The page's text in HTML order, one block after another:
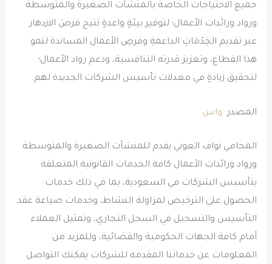
جميع الاحتياجات الخاصة بالمنشآت الصغيرة والمتوسطة
ورواد ورائدات الأعمال؛ لتوفير بيئةٍ واعدةٍ تتيح فرصَ الازدهار
عبر تقديم الخِدْمَاتِ الداعمةِ وفرصِ الأعمال المساندة لنمو
هذا القطاع، وتعزيز قدرته التنافسية، ودعم رواد الأعمال؛
لتحقيق زيادةٍ في معدلات تأسيس الشركات الجديدة لهم.
المصدر: واس
المحامي نواف العوني يقدم للمنشآت الصغيرة والمتوسطة
ورواد ورائدات الأعمال كافة الخدمات القانونية المتعلقة
بتأسيس الشركات في السعودية، بما في ذلك خدمات
الحصول على الترخيص لمزاولة النشاط، وخدمات صياغة عقد
التأسيس والتسجيل في السجل التجاري، وتمثيل العملاء
أمام كافة الجهات الحكومية والقضائية، وللمزيد من
المعلومات عن خدماتنا المقدمة للشركات يمكنك التواصل